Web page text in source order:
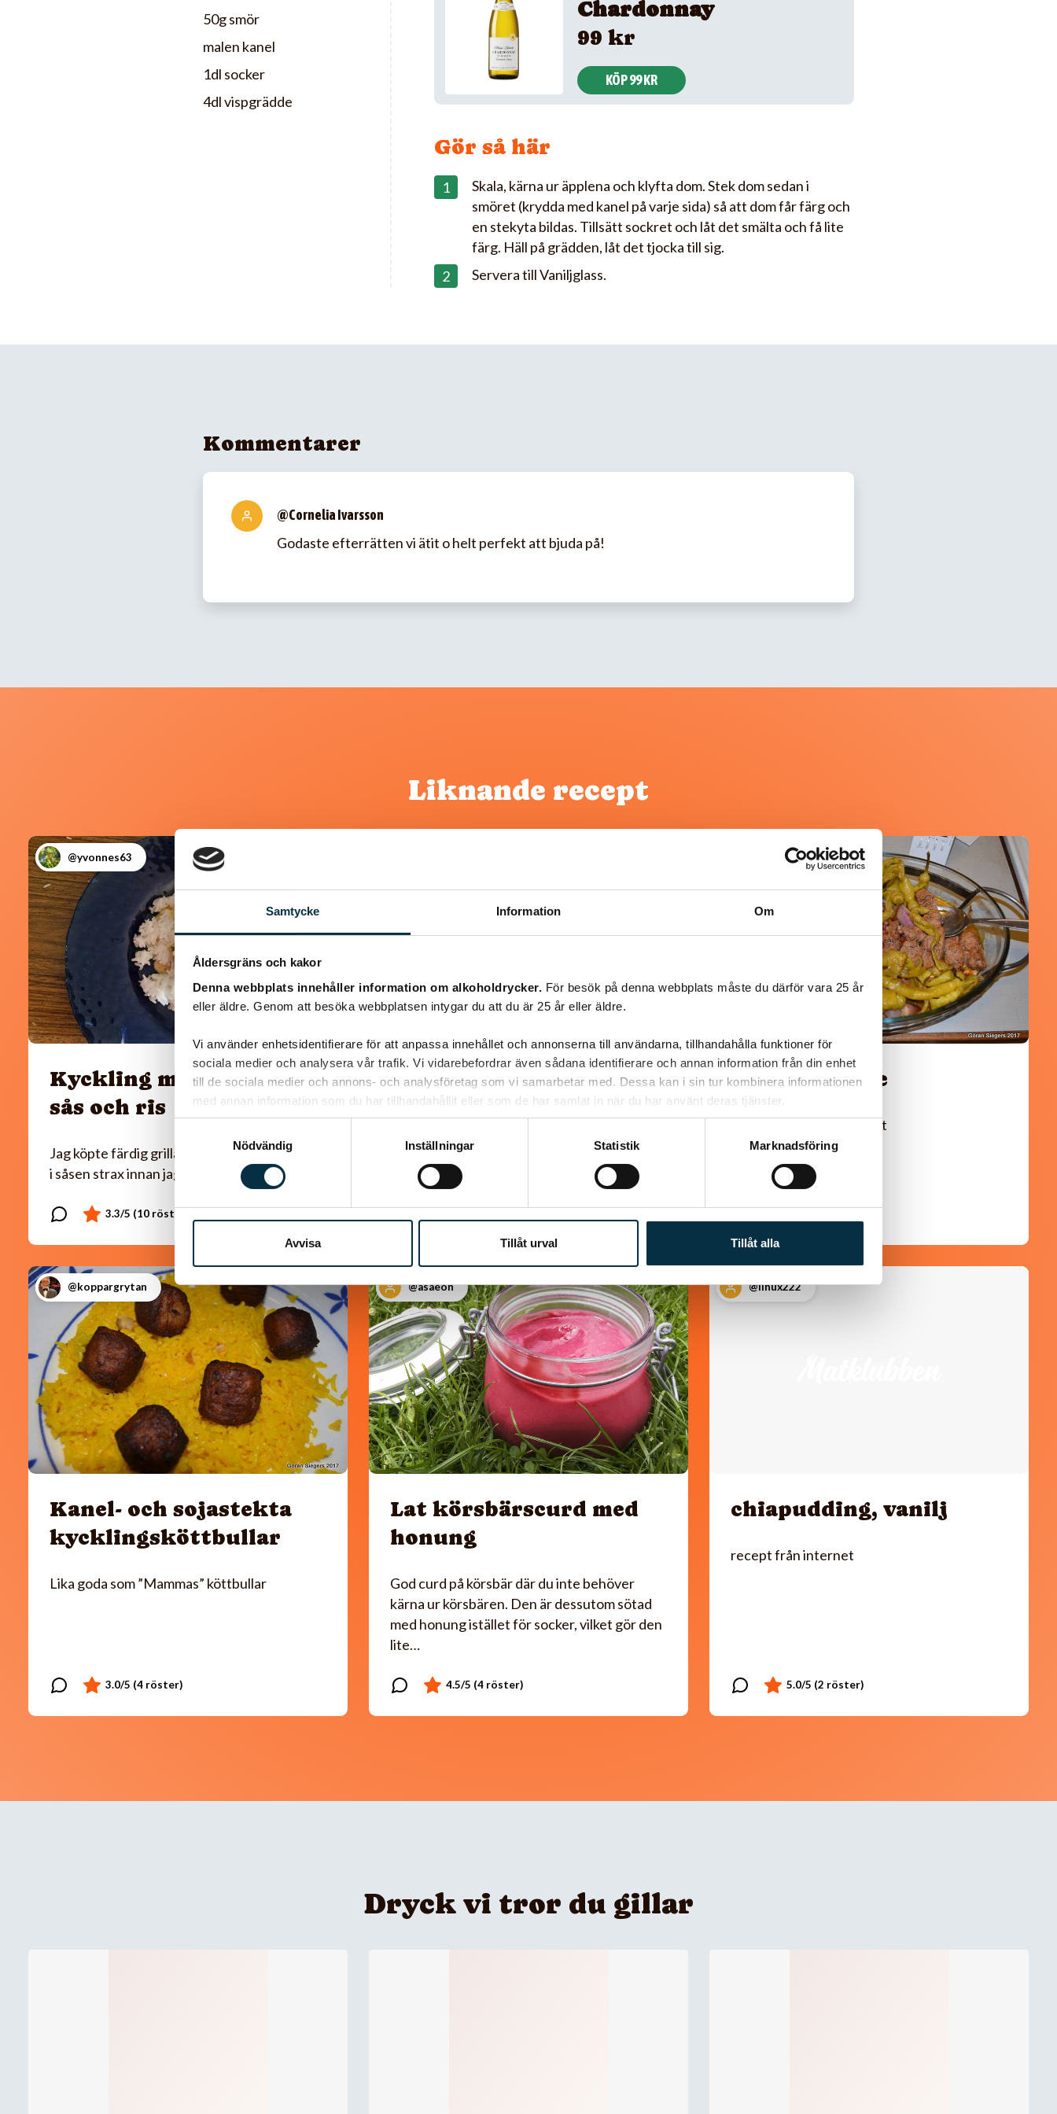
Samtycke Information Om
Åldersgräns och kakor
Denna webbplats innehåller information om alkoholdrycker. För besök på denna webbplats måste du därför vara 25 år
eller äldre. Genom att besöka webbplatsen intygar du att du är 25 år eller äldre.
Vi använder enhetsidentifierare för att anpassa innehållet och annonserna till användarna, tillhandahålla funktioner för
sociala medier och analysera vår trafik. Vi vidarebefordrar även sådana identifierare och annan information från din enhet
till de sociala medier och annons- och analysföretag som vi samarbetar med. Dessa kan i sin tur kombinera informationen
med annan information som du har tillhandahållit eller som de har samlat in när du har använt deras tjänster.
Nödvändig
Inställningar Statistik Marknadsföring
Avvisa Tillåt urval Tillåt alla
50g smör
malen kanel
1dl socker
4dl vispgrädde
Chardonnay
99 kr
KÖP 99 KR
Gör så här
Skala, kärna ur äpplena och klyfta dom. Stek dom sedan i
smöret (krydda med kanel på varje sida) så att dom får färg och
en stekyta bildas. Tillsätt sockret och låt det smälta och få lite
färg. Häll på grädden, låt det tjocka till sig.
Servera till Vaniljglass.
Kommentarer
@Cornelia Ivarsson
Godaste efterrätten vi ätit o helt perfekt att bjuda på!
Liknande recept
@yvonnes63
Kyckling med paprika
sås och ris
Jag köpte färdig grillad kyckling som jag la ner
i såsen strax innan jag serverade.
Chokladrulle
älskar den. Väldigt lätt att göra dessutom. i
det receptet jag hittade så var det halva…
@koppargrytan
Turkisk köfte
En längtan till Turkisk mat
@koppargrytan
Kanel- och sojastekta
kycklingsköttbullar
Lika goda som ”Mammas” köttbullar
@asaeon
Lat körsbärscurd med
honung
God curd på körsbär där du inte behöver
kärna ur körsbären. Den är dessutom sötad
med honung istället för socker, vilket gör den
lite…
@linux222
chiapudding, vanilj
recept från internet
Dryck vi tror du gillar